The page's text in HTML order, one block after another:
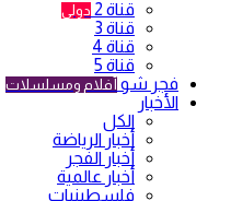
قناة 2 دولي
قناة 3
قناة 4
قناة 5
فجر شو أفلام ومسلسلات
الأخبار
الكل
أخبار الرياضة
أخبار الفجر
أخبار عالمية
فلسطينيات